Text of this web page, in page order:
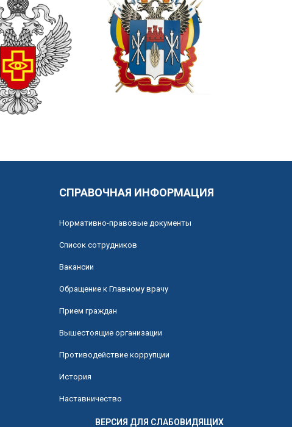
СПРАВОЧНАЯ ИНФОРМАЦИЯ
Нормативно-правовые документы
Список сотрудников
Вакансии
Обращение к Главному врачу
Прием граждан
Вышестоящие организации
Противодействие коррупции
История
Наставничество
ВЕРСИЯ ДЛЯ СЛАБОВИДЯЩИХ